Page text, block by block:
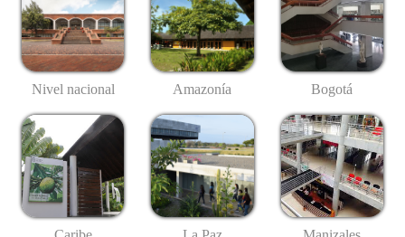
Nivel nacional Amazonía Bogotá